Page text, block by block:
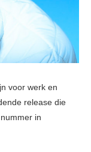
voor werk en
release die
in